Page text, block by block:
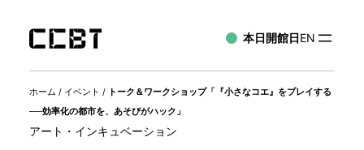
本日開館日EN
ホーム / イベント / トーク＆ワークショップ「『小さなコエ』をプレイする
──効率化の都市を、あそびがハック」
アート・インキュベーション